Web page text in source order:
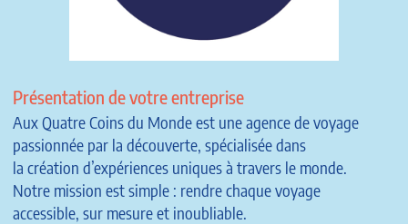
Présentation de votre entreprise
Aux Quatre Coins du Monde est une agence de voyage
passionnée par la découverte, spécialisée dans
la création d’expériences uniques à travers le monde.
Notre mission est simple : rendre chaque voyage
accessible, sur mesure et inoubliable.